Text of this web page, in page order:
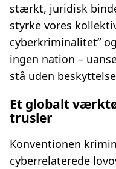
stærkt, juridisk
styrke vores
cyberkriminalitet”
ingen nation –
stå uden
Et globalt
trusler
Konventionen
cyberrelaterede